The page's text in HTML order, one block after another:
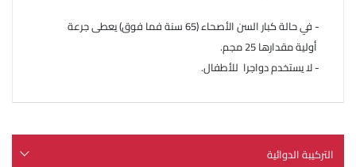
- في حالة كبار السن الأصحاء (65 سنة فما فوق) يعطى جرعة
أولية مقدارها 25 مجم.
- لا يستخدم دواجرا للأطفال.
التركيبة الدوائية